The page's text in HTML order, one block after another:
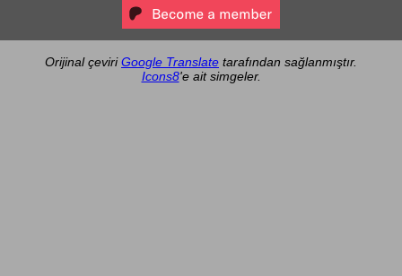
Orijinal çeviriGoogle Translate tarafından sağlanmıştır.
Icons8'e ait simgeler.